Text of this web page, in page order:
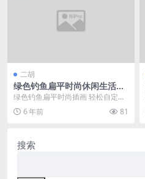
二胡
绿色钓鱼扁平时尚休闲生活插
画
绿色钓鱼扁平时尚插画 轻松自定义
特点 Adobe Illustrator &a...
6 年前 81
搜索